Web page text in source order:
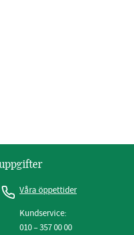
Våra öppettider
Kundservice:
010 – 357 00 00